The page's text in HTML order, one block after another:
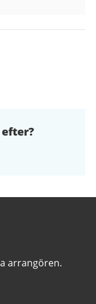
arrangören.